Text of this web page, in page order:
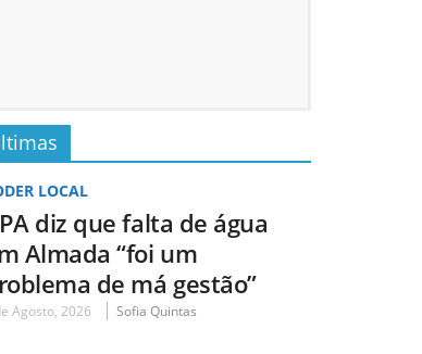
LOCAL
diz que falta de água
Almada “foi um
de má gestão”
Agosto, 2026 Sofia Quintas